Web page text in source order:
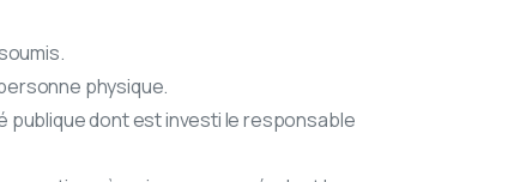
physique.
publique dont est investi le responsable